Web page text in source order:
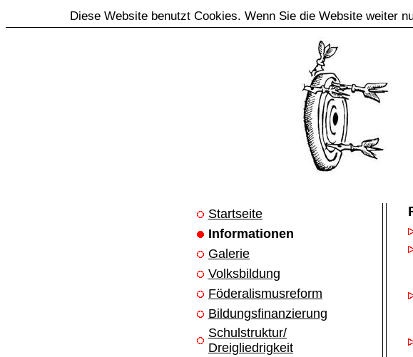
Diese Website benutzt Cookies. Wenn Sie die Website weiter
Startseite
Informationen
Galerie
Volksbildung
Föderalismusreform
Bildungsfinanzierung
Schulstruktur/
Dreigliedrigkeit